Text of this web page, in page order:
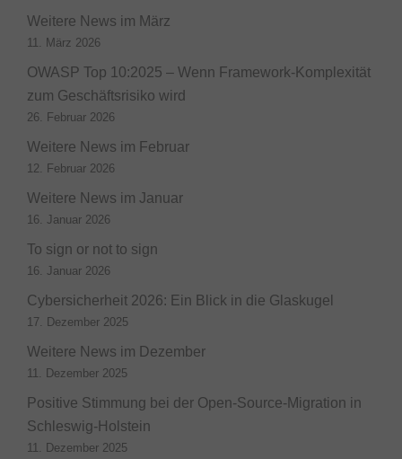
Weitere News im März
11. März 2026
OWASP Top 10:2025 – Wenn Framework-Komplexität
zum Geschäftsrisiko wird
26. Februar 2026
Weitere News im Februar
12. Februar 2026
Weitere News im Januar
16. Januar 2026
To sign or not to sign
16. Januar 2026
Cybersicherheit 2026: Ein Blick in die Glaskugel
17. Dezember 2025
Weitere News im Dezember
11. Dezember 2025
Positive Stimmung bei der Open-Source-Migration in
Schleswig-Holstein
11. Dezember 2025